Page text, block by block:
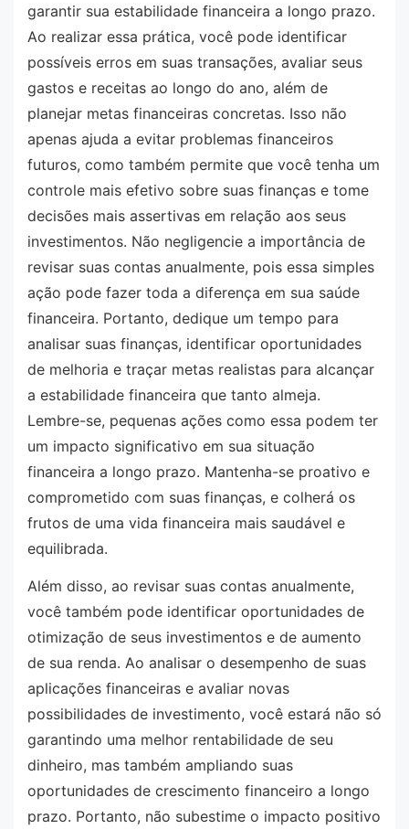
garantir sua estabilidade financeira a longo prazo.
Ao realizar essa prática, você pode identificar
possíveis erros em suas transações, avaliar seus
gastos e receitas ao longo do ano, além de
planejar metas financeiras concretas. Isso não
apenas ajuda a evitar problemas financeiros
futuros, como também permite que você tenha um
controle mais efetivo sobre suas finanças e tome
decisões mais assertivas em relação aos seus
investimentos. Não negligencie a importância de
revisar suas contas anualmente, pois essa simples
ação pode fazer toda a diferença em sua saúde
financeira. Portanto, dedique um tempo para
analisar suas finanças, identificar oportunidades
de melhoria e traçar metas realistas para alcançar
a estabilidade financeira que tanto almeja.
Lembre-se, pequenas ações como essa podem ter
um impacto significativo em sua situação
financeira a longo prazo. Mantenha-se proativo e
comprometido com suas finanças, e colherá os
frutos de uma vida financeira mais saudável e
equilibrada.
Além disso, ao revisar suas contas anualmente,
você também pode identificar oportunidades de
otimização de seus investimentos e de aumento
de sua renda. Ao analisar o desempenho de suas
aplicações financeiras e avaliar novas
possibilidades de investimento, você estará não só
garantindo uma melhor rentabilidade de seu
dinheiro, mas também ampliando suas
oportunidades de crescimento financeiro a longo
prazo. Portanto, não subestime o impacto positivo